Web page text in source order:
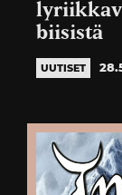
biisistä
UUTISET